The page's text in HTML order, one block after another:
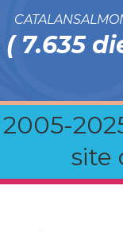
( 7.635
2005-
site